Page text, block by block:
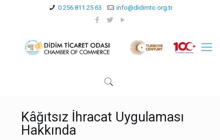
0 256 811 25 63 info@didimto.org.tr
Kâğıtsız İhracat Uygulaması
Hakkında